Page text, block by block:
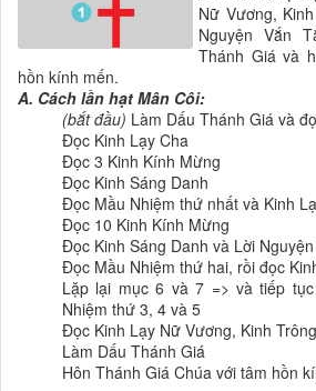
Nữ Vương,
Nguyện Vắn
Thánh Giá và
hồn kính mến.
A. Cách lần hạt Mân Côi:
(bắt đầu) Làm Dấu Thánh Giá và
Đọc Kinh Lạy Cha
Đọc 3 Kinh Kính Mừng
Đọc Kinh Sáng Danh
Đọc Mầu Nhiệm thứ nhất và Kinh
Đọc 10 Kinh Kính Mừng
Đọc Kinh Sáng Danh và Lời
Đọc Mầu Nhiệm thứ hai, rồi đọc
Lặp lại mục 6 và 7 => và tiếp
Nhiệm thứ 3, 4 và 5
Đọc Kinh Lạy Nữ Vương, Kinh
Làm Dấu Thánh Giá
Hôn Thánh Giá Chúa với tâm hồn